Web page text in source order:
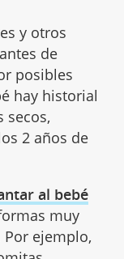
y otros
de
posibles
hay historial
secos,
2 años de
al bebé
muy
ejemplo,